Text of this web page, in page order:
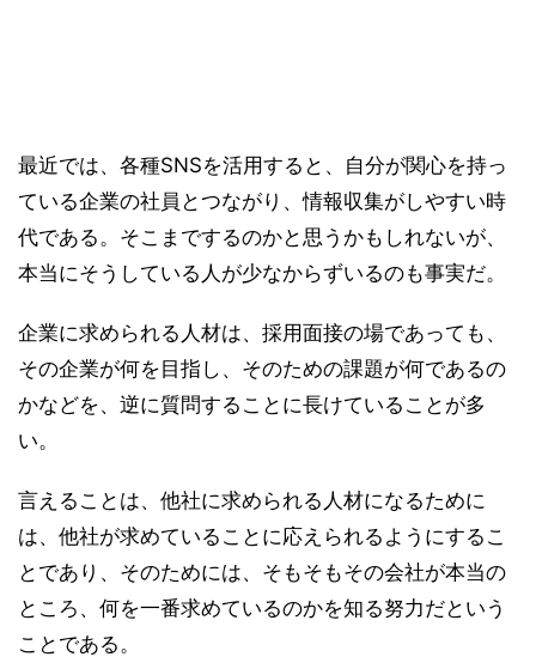
最近では、各種SNSを活用すると、自分が関心を持っ
ている企業の社員とつながり、情報収集がしやすい時
代である。そこまでするのかと思うかもしれないが、
本当にそうしている人が少なからずいるのも事実だ。
企業に求められる人材は、採用面接の場であっても、
その企業が何を目指し、そのための課題が何であるの
かなどを、逆に質問することに長けていることが多
い。
言えることは、他社に求められる人材になるために
は、他社が求めていることに応えられるようにするこ
とであり、そのためには、そもそもその会社が本当の
ところ、何を一番求めているのかを知る努力だという
ことである。